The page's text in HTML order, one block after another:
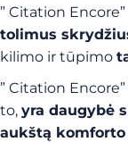
” Citation
tolimus
kilimo ir tūpimo
” Citation
to, yra daugybė
aukštą